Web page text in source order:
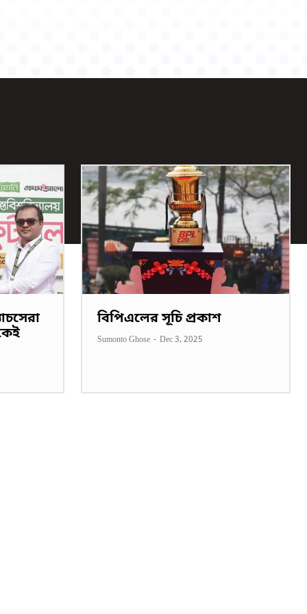
বিপিএলের সূচি প্রকাশ
Sumonto Ghose - Dec 3, 2025